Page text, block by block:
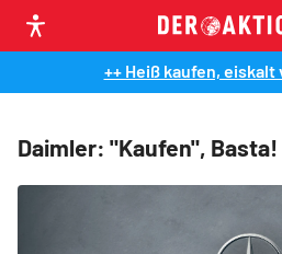
++ Heiß kaufen, eiskalt
Daimler: "Kaufen", Basta!